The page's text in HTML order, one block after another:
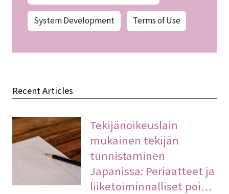
System Development Terms of Use
Recent Articles
Tekijänoikeuslain
mukainen tekijän
tunnistaminen
Japanissa: Periaatteet ja
liiketoiminnalliset poi…